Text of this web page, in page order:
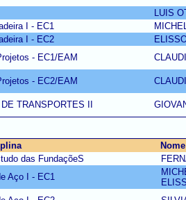
LUIS
I - EC1
I - EC2
- EC1/EAM
- EC2/EAM
TRANSPORTES II
das FundaçõeS
Aço I - EC1